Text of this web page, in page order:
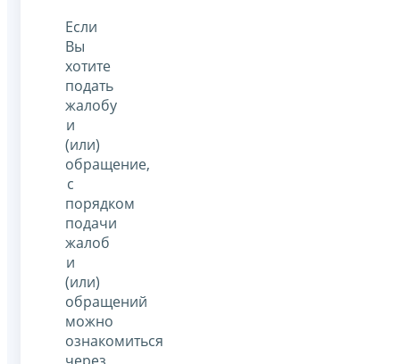
Если
Вы
хотите
подать
жалобу
и
(или)
обращение,
с
порядком
подачи
жалоб
и
(или)
обращений
можно
ознакомиться